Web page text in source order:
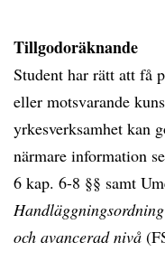
Tillgodoräknande
Student har rätt att få
eller motsvarande
yrkesverksamhet kan
närmare information
6 kap. 6-8 §§ samt
och avancerad nivå